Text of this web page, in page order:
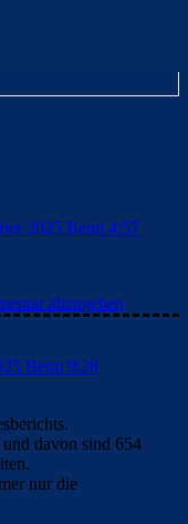
2025 Beim 4:57
abzugeben
Beim 9:28
davon sind 654
nur die